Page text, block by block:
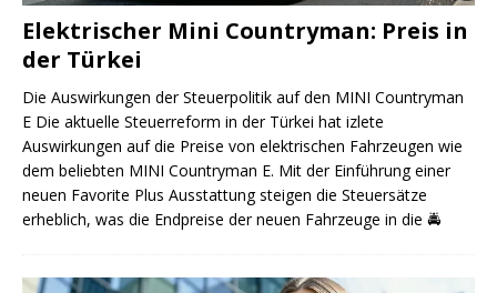
Elektrischer Mini Countryman: Preis in
der Türkei
Die Auswirkungen der Steuerpolitik auf den MINI Countryman
E Die aktuelle Steuerreform in der Türkei hat izlete
Auswirkungen auf die Preise von elektrischen Fahrzeugen wie
dem beliebten MINI Countryman E. Mit der Einführung einer
neuen Favorite Plus Ausstattung steigen die Steuersätze
erheblich, was die Endpreise der neuen Fahrzeuge in die 🚔